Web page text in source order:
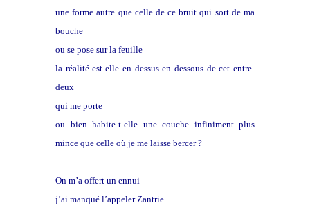
une forme autre que celle de ce bruit qui sort de ma
bouche
ou se pose sur la feuille
la réalité est-elle en dessus en dessous de cet entre-
deux
qui me porte
ou bien habite-t-elle une couche infiniment plus
mince que celle où je me laisse bercer ?
On m’a offert un ennui
j’ai manqué l’appeler Zantrie